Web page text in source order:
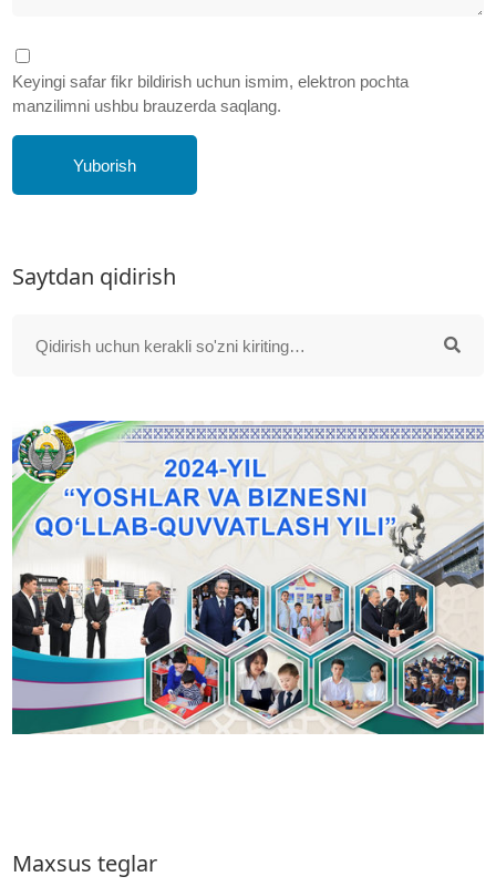
Saytdan qidirish
Maxsus teglar
Keyingi safar fikr bildirish uchun ismim, elektron pochta
manzilimni ushbu brauzerda saqlang.
Yuborish